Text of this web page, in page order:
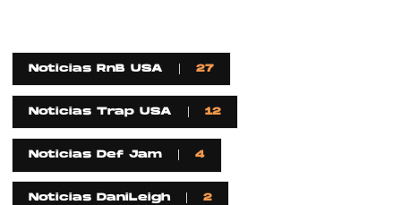
Noticias RnB USA 27
Noticias Trap USA 12
Noticias Def Jam 4
Noticias DaniLeigh 2